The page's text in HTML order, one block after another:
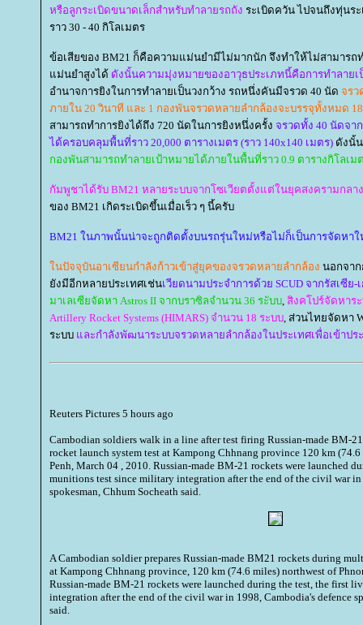
หรือลูกระเบิดขนาดเล็กสำหรับทำลายรถถัง ระเบิดควัน ไปจนถึงทุ่นร
ราว 30 - 40 กิโลเมตร
ข้อเสียของ BM21 ก็คือความแม่นยำมีไม่มากนัก จึงทำให้ไม่สามาร
ม่นยำสูงได้ ดังนั้นความมุ่งหมายของอาวุธประเภทนี้คือการทำลาย
อำนาจการยิงในการทำลายเป็นวงกว้าง รถหนึ่งคันมีจรวด 40 นัด จรว
ภายใน 20 วินาที และ 1 กองพันจรวดหลายลำกล้องจะบรรจุทั้งหมด
สามารถทำการยิงได้ถึง 720 นัดในการยิงหนึ่งครั้ง จรวดทั้ง 40 นัดจา
ได้ครอบคลุมพื้นที่ราว 20,000 ตารางเมตร (ราว 140x140 เมตร) ดังนั้
กองพันสามารถทำลายเป้าหมายได้ภายในพื้นที่ราว 0.9 ตารางกิโลเม
กัมพูชาได้รับ BM21 หลายระบบจากโซเวียตตั้งแต่ในยุคสงครามกลา
ของ BM21 เกิดระเบิดขึ้นเมื่อเร็ว ๆ นี้ครับ
BM21 ในภาพนั้นน่าจะถูกติดตั้งบนรถรุ่นใหม่หรือไม่ก็เป็นการจัดหา
นปัจจุบันอาเซียนกำลังก้าวเข้าสู่ยุคของจรวดหลายลำกล้อง นอกจา
ังมีอีกหลายประเทศเช่นเวียดนามประจำการด้วย SCUD จากรัสเซีย
มาเลเซียจัดหา Astros II จากบราซิลจำนวน 36 ระับบ, สิงคโปร์จัดหาร
Artillery Rocket Systems (HIMARS) จำนวน 18 ระบบ, ส่วนไทยจัดหา
ระบบ ละกำลังพัฒนาระบบจรวดหลายลำกล้องในประเทศเพื่อเข้าปร
Reuters Pictures 5 hours ago
Cambodian soldiers walk in a line after test firing Russian-made BM-
rocket launch system test at Kampong Chhnang province 120 km
Penh, March 04 , 2010. Russian-made BM-21 rockets were launched
munitions test since military integration after the end of the civil war in
spokesman, Chhum Socheath said.
A Cambodian soldier prepares Russian-made BM21 rockets during
at Kampong Chhnang province, 120 km (74.6 miles) northwest of
Russian-made BM-21 rockets were launched during the test, the first
integration after the end of the civil war in 1998, Cambodia's defence
said.